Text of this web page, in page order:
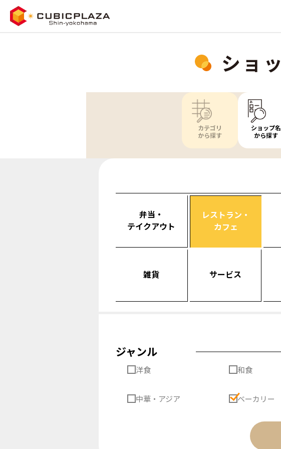
ショ
カテゴリ
から探す
ショップ名
から探す
弁当・
テイクアウト
レストラン・
カフェ
雑貨 サービス
ジャンル
洋食 和食
中華・アジア ベーカリー